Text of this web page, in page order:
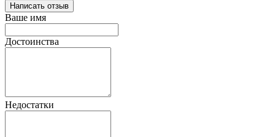
Написать отзыв
Ваше имя
Достоинства
Недостатки